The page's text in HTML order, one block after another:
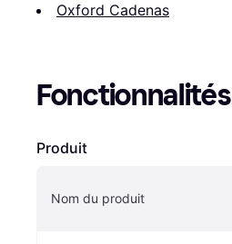
Oxford Cadenas
Fonctionnalités
Produit
Nom du produit